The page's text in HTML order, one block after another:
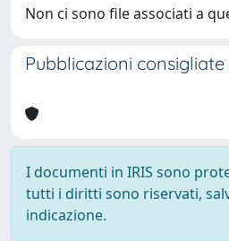
Non ci sono file associati a
Pubblicazioni consigliate
I documenti in IRIS sono
tutti i diritti sono riservati,
indicazione.